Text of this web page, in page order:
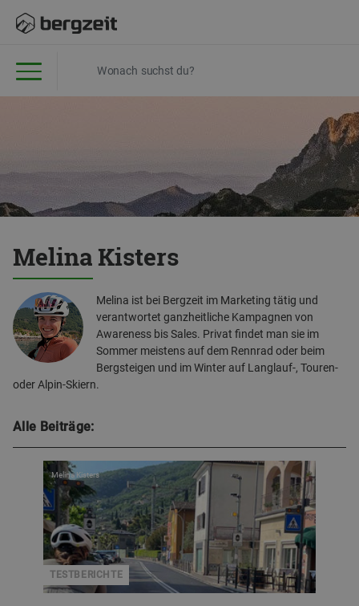
Melina Kisters
Melina ist bei Bergzeit im Marketing tätig und
verantwortet ganzheitliche Kampagnen von
Awareness bis Sales. Privat findet man sie im
Sommer meistens auf dem Rennrad oder beim
Bergsteigen und im Winter auf Langlauf-, Touren-
oder Alpin-Skiern.
Alle Beiträge:
TESTBERICHTE
Melina Kisters